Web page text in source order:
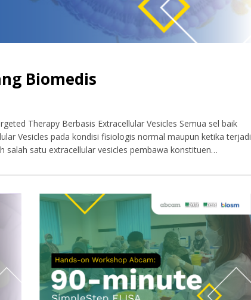
Biomedis
Therapy Berbasis Extracellular Vesicles Semua sel baik
Vesicles pada kondisi fisiologis normal maupun ketika terjadi
salah satu extracellular vesicles pembawa konstituen…